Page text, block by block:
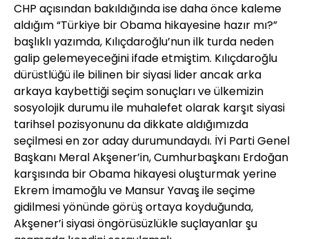
CHP açısından bakıldığında ise daha önce kaleme
aldığım “Türkiye bir Obama hikayesine hazır mı?”
başlıklı yazımda, Kılıçdaroğlu’nun ilk turda neden
galip gelemeyeceğini ifade etmiştim. Kılıçdaroğlu
dürüstlüğü ile bilinen bir siyasi lider ancak arka
arkaya kaybettiği seçim sonuçları ve ülkemizin
sosyolojik durumu ile muhalefet olarak karşıt siyasi
tarihsel pozisyonunu da dikkate aldığımızda
seçilmesi en zor aday durumundaydı. İYİ Parti Genel
Başkanı Meral Akşener’in, Cumhurbaşkanı Erdoğan
karşısında bir Obama hikayesi oluşturmak yerine
Ekrem İmamoğlu ve Mansur Yavaş ile seçime
gidilmesi yönünde görüş ortaya koyduğunda,
Akşener’i siyasi öngörüsüzlükle suçlayanlar şu